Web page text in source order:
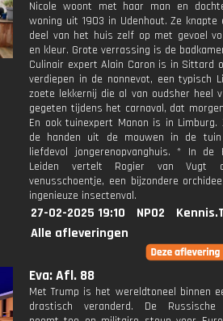
Nicole woont met haar man en
woning uit 1903 in Udenhout. Ze knapte
deel van het huis zelf op met gevoel
en kleur. Grote verrassing is de
Culinair expert Alain Caron is in Sittard
verdiepen in de nonnevot, een typisch
zoete lekkernij die al van oudsher heel
gegeten tijdens het carnaval, dat
En ook tuinexpert Manon is in Limburg.
de handen uit de mouwen in de
liefdevol jongerenopvanghuis. * In de
Leiden vertelt Rogier van Vugt
venusschoentje, een bijzondere
ingenieuze insectenval.
27-02-2025 19:10 NPO2
Alle afleveringen
Eva: Afl. 88
Met Trump is het wereldtoneel binnen
drastisch veranderd. De Russische